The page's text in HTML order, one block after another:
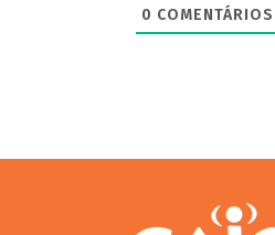
0 COMENTÁRIOS